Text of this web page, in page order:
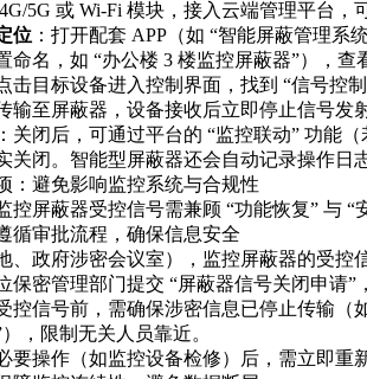
5G 或 Wi-Fi 模块，接入云端管理平台
位 ：打开配套 APP（如 “智能屏蔽管理
命名，如 “办公楼 3 楼监控屏蔽器”），
击目标设备进入控制界面，找到 “信号控
输至屏蔽器，设备接收后立即停止信号发
：关闭后，可通过平台的 “监控联动” 功能
关闭。智能型屏蔽器还会自动记录操作日
：避免影响监控系统与合规性​
控屏蔽器受控信号需兼顾 “功能恢复” 与
循审批流程，确保信息安全​
、政府涉密会议室），监控屏蔽器的受控
保密管理部门提交 “屏蔽器信号关闭申请
控信号前，需确保涉密信息已停止传输
，限制无关人员靠近。​
要操作（如监控设备检修）后，需立即